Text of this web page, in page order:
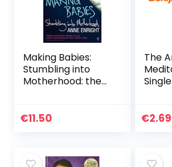
Making Babies:
Stumbling into
Motherhood: the
memoir of
€11.50
The
€2.69